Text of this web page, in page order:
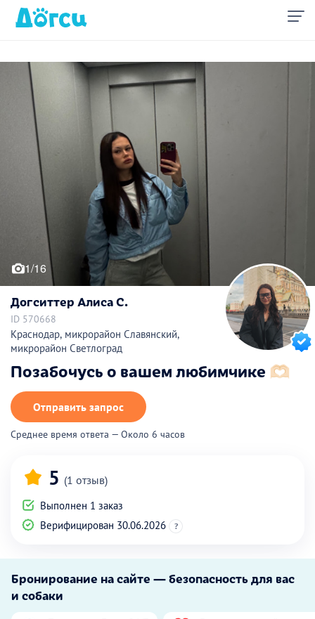
1/16
Догситтер Алиса С.
ID 570668
Краснодар, микрорайон Славянский,
микрорайон Светлоград
Позабочусь о вашем любимчике 🫶🏻
Отправить запрос
Среднее время ответа — Около 6 часов
5 (1 отзыв)
Выполнен 1 заказ
Верифицирован 30.06.2026
?
Бронирование на сайте — безопасность для вас
и собаки